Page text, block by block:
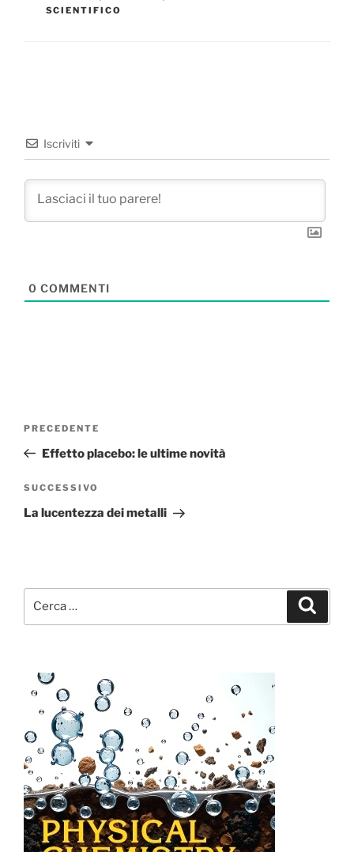
SCIENTIFICO
Iscriviti
0 COMMENTI
Articolo
precedente:
PRECEDENTE
Effetto placebo: le ultime novità
Articolo
successivo
SUCCESSIVO
La lucentezza dei metalli